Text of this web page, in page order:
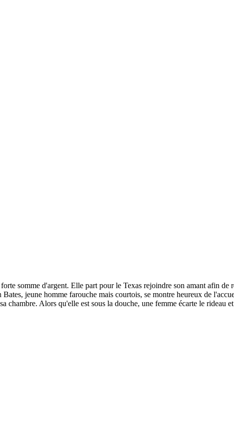
somme d'argent. Elle part pour le Texas rejoindre son amant afin de
jeune homme farouche mais courtois, se montre heureux de
chambre. Alors qu'elle est sous la douche, une femme écarte le rideau